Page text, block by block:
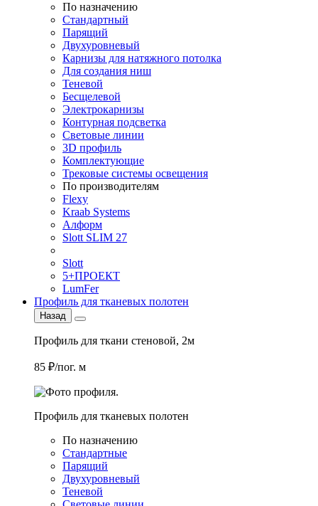
По назначению
Стандартный
Парящий
Двухуровневый
Карнизы для натяжного потолка
Для создания ниш
Теневой
Бесщелевой
Электрокарнизы
Контурная подсветка
Световые линии
3D профиль
Комплектующие
Трековые системы освещения
По производителям
Flexy
Kraab Systems
Алформ
Slott SLIM 27
Slott
5+ПРОЕКТ
LumFer
Профиль для тканевых полотен
Назад
Профиль для ткани стеновой, 2м
85 ₽/пог. м
Профиль для тканевых полотен
По назначению
Стандартные
Парящий
Двухуровневый
Теневой